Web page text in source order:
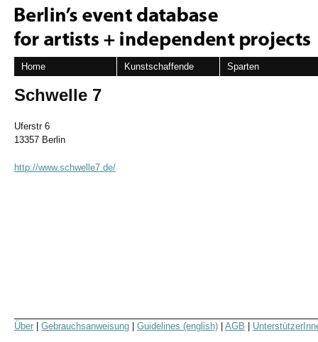
Home Kunstschaffende Sparten
Schwelle 7
Uferstr 6
13357 Berlin
http://www.schwelle7.de/
Über Gebrauchsanweisung Guidelines (english) AGB